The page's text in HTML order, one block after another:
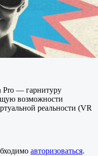
Pro — гарнитуру
возможности
реальности (VR
авторизоваться.